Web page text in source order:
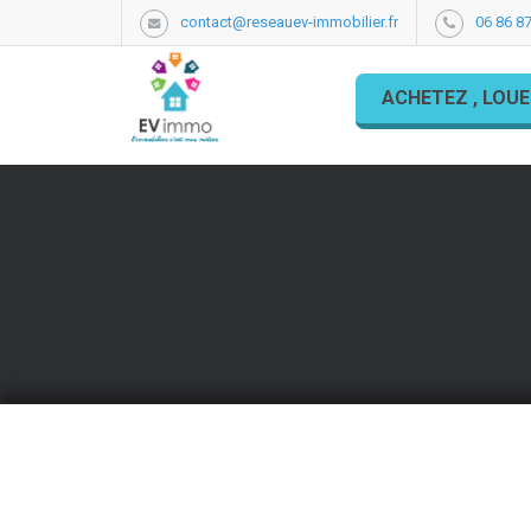
contact@reseauev-immobilier.fr 06 86
ACHETEZ ,